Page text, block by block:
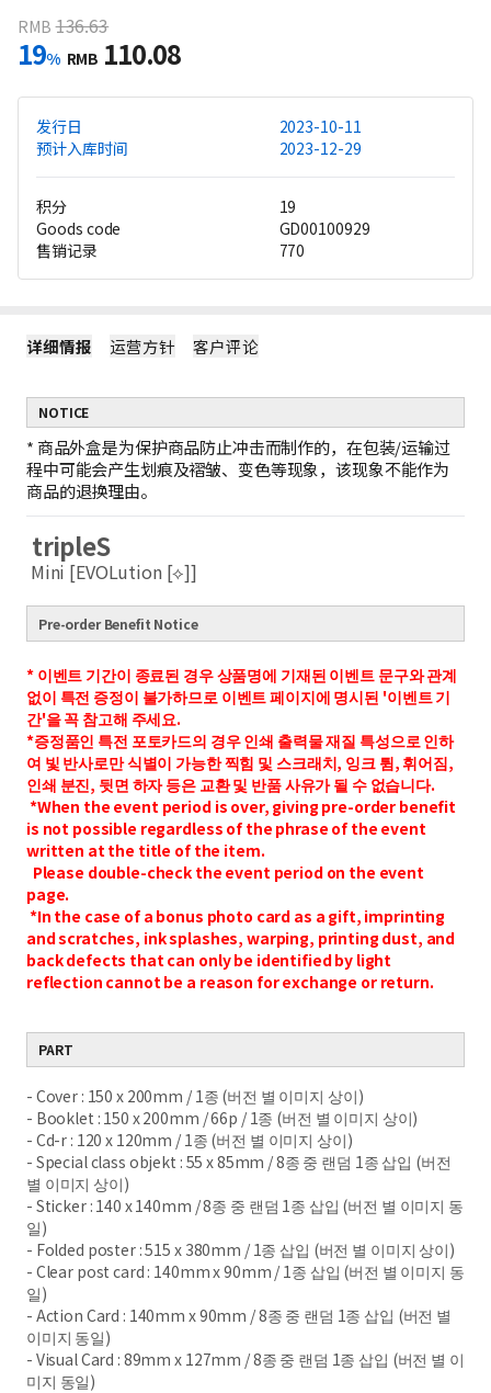
RMB 136.63
19% RMB 110.08
发行日
2023-10-11
预计入库时间
2023-12-29
积分
19
Goods code
GD00100929
售销记录
770
详细情报 运营方针 客户评论
NOTICE
* 商品外盒是为保护商品防止冲击而制作的，在包装/运输过
程中可能会产生划痕及褶皱、变色等现象，该现象不能作为
商品的退换理由。
tripleS
Mini [EVOLution [⟡]]
Pre-order Benefit Notice
* 이벤트 기간이 종료된 경우 상품명에 기재된 이벤트 문구와 관계
없이 특전 증정이 불가하므로 이벤트 페이지에 명시된 '이벤트 기
간'을 꼭 참고해 주세요.
*증정품인 특전 포토카드의 경우 인쇄 출력물 재질 특성으로 인하
여 빛 반사로만 식별이 가능한 찍힘 및 스크래치, 잉크 튐, 휘어짐,
인쇄 분진, 뒷면 하자 등은 교환 및 반품 사유가 될 수 없습니다.
*When the event period is over, giving pre-order benefit
is not possible regardless of the phrase of the event
written at the title of the item.
Please double-check the event period on the event
page.
*In the case of a bonus photo card as a gift, imprinting
and scratches, ink splashes, warping, printing dust, and
back defects that can only be identified by light
reflection cannot be a reason for exchange or return.
PART
- Cover : 150 x 200mm / 1종 (버전 별 이미지 상이)
- Booklet : 150 x 200mm / 66p / 1종 (버전 별 이미지 상이)
- Cd-r : 120 x 120mm / 1종 (버전 별 이미지 상이)
- Special class objekt : 55 x 85mm / 8종 중 랜덤 1종 삽입 (버전
별 이미지 상이)
- Sticker : 140 x 140mm / 8종 중 랜덤 1종 삽입 (버전 별 이미지 동
일)
- Folded poster : 515 x 380mm / 1종 삽입 (버전 별 이미지 상이)
- Clear post card : 140mm x 90mm / 1종 삽입 (버전 별 이미지 동
일)
- Action Card : 140mm x 90mm / 8종 중 랜덤 1종 삽입 (버전 별
이미지 동일)
- Visual Card : 89mm x 127mm / 8종 중 랜덤 1종 삽입 (버전 별 이
미지 동일)